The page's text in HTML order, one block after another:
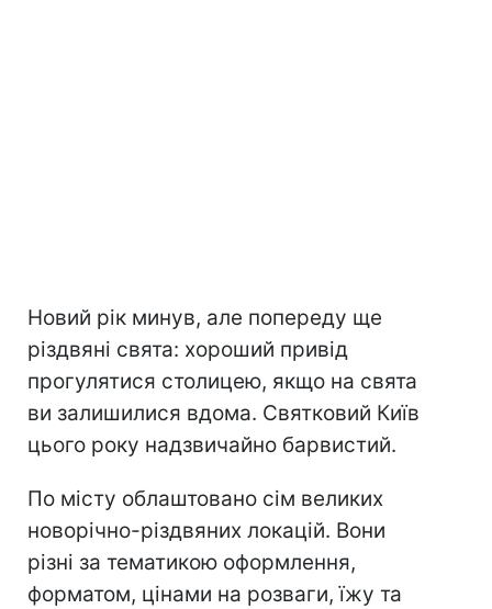
Новий рік минув, але попереду ще
різдвяні свята: хороший привід
прогулятися столицею, якщо на свята
ви залишилися вдома. Святковий Київ
цього року надзвичайно барвистий.
По місту облаштовано сім великих
новорічно-різдвяних локацій. Вони
різні за тематикою оформлення,
форматом, цінами на розваги, їжу та